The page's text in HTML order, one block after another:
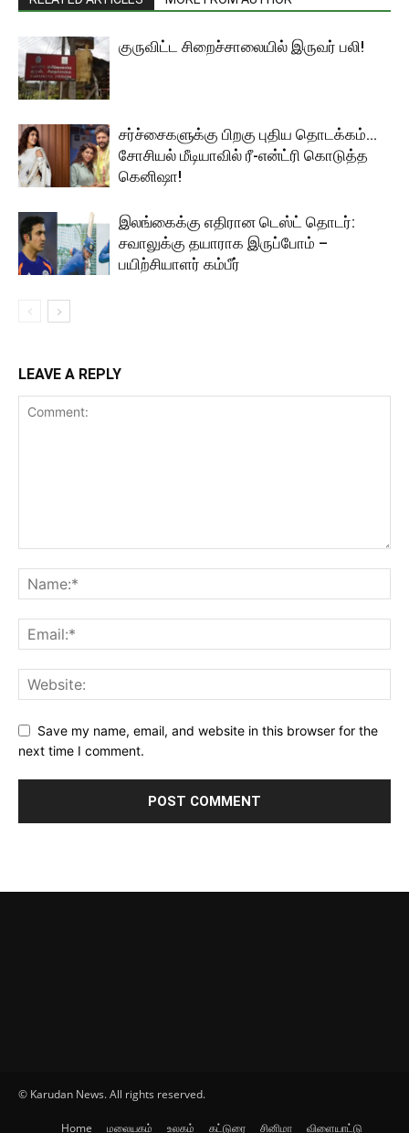
குருவிட்ட சிறைச்சாலையில் இருவர் பலி!
சர்ச்சைகளுக்கு பிறகு புதிய தொடக்கம்…
சோசியல் மீடியாவில் ரீ-என்ட்ரி கொடுத்த
கெனிஷா!
இலங்கைக்கு எதிரான டெஸ்ட் தொடர்:
சவாலுக்கு தயாராக இருப்போம் –
பயிற்சியாளர் கம்பீர்
LEAVE A REPLY
Save my name, email, and website in this browser for the
next time I comment.
© Karudan News. All rights reserved.
Home மலையகம் உலகம் கட்டுரை சினிமா விளையாட்டு